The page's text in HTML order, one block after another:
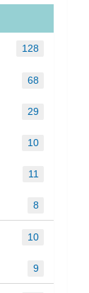
128
68
29
10
11
8
10
9